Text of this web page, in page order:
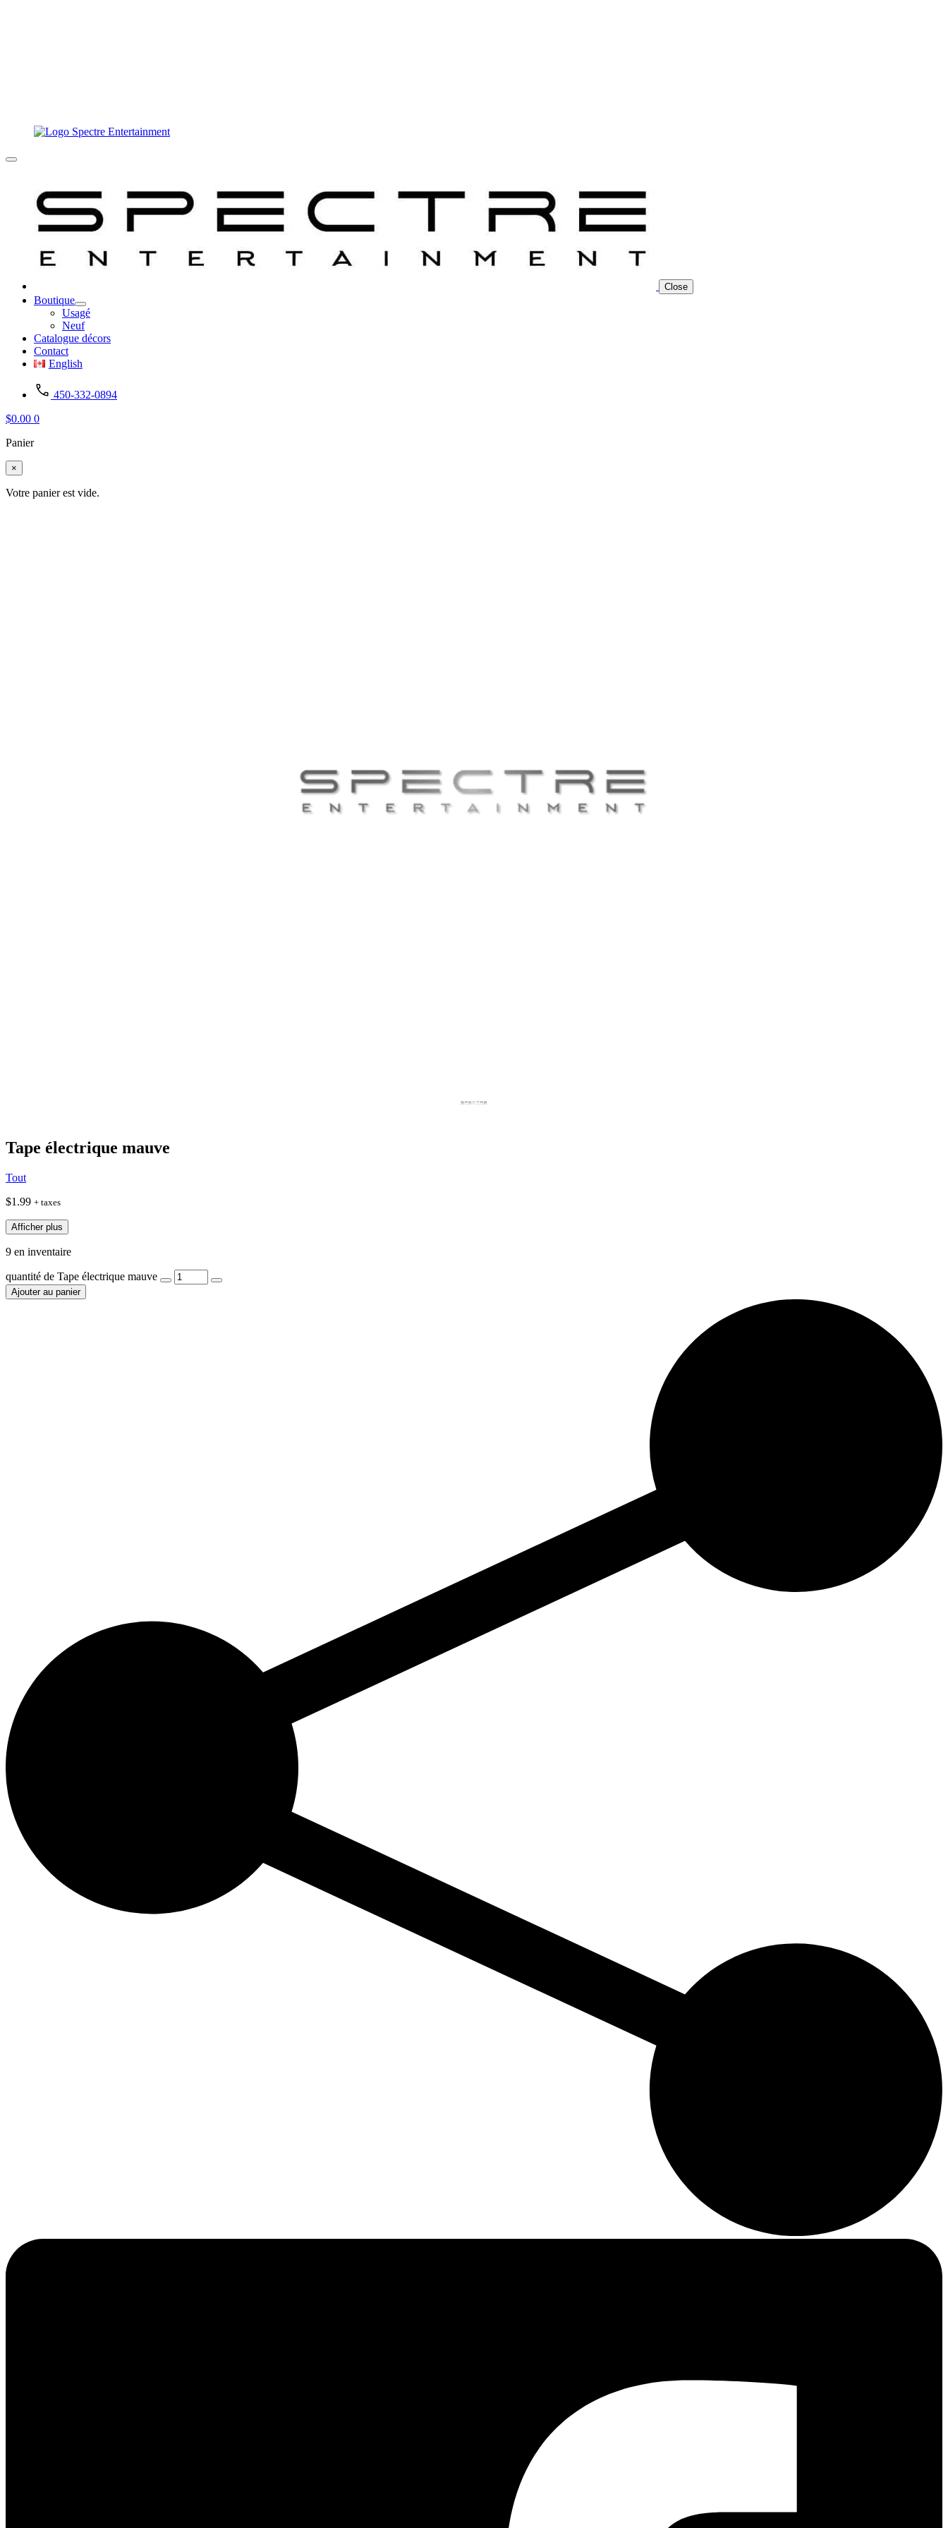
Close
Boutique
Usagé
Neuf
Catalogue décors
Contact
English
450-332-0894
$0.00 0
Panier
×
Votre panier est vide.
Tape électrique mauve
Tout
$1.99 + taxes
Afficher plus
9 en inventaire
quantité de Tape électrique mauve
Ajouter au panier